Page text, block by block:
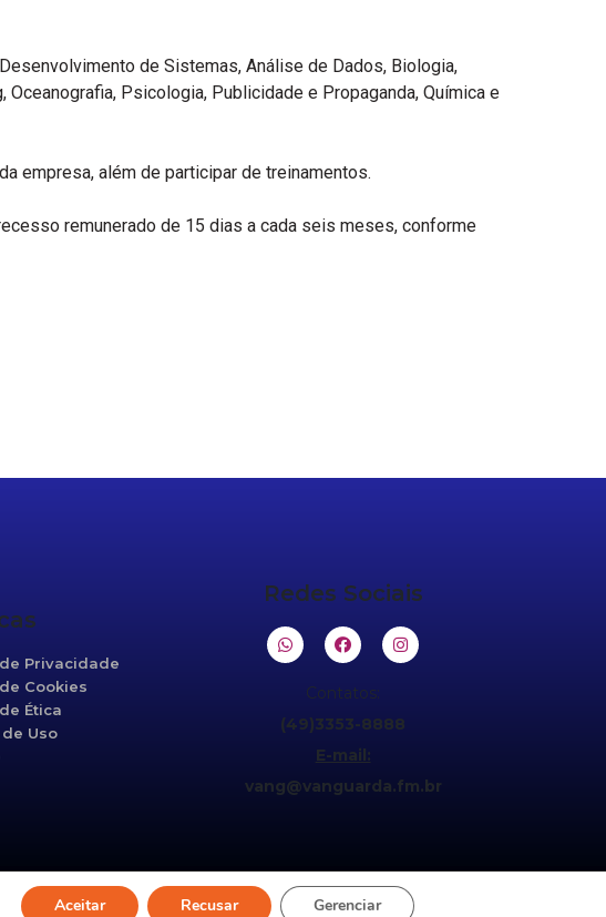
de Sistemas, Análise de Dados, Biologia,
Psicologia, Publicidade e Propaganda, Química e
empresa, além de participar de treinamentos.
remunerado de 15 dias a cada seis meses, conforme
Privacidade
Cookies
Ética
Uso
Redes Sociais
Contatos:
(49)3353-8888
E-mail:
vang@vanguarda.fm.br
Aceitar Recusar Gerenciar